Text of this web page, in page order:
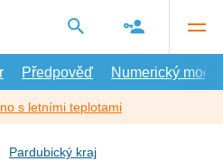
Předpověď Numerický model
s letními teplotami
Pardubický kraj